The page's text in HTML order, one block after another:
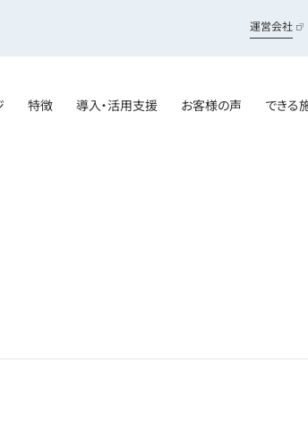
運営会社
特徴 導入・活用支援 お客様の声 できる